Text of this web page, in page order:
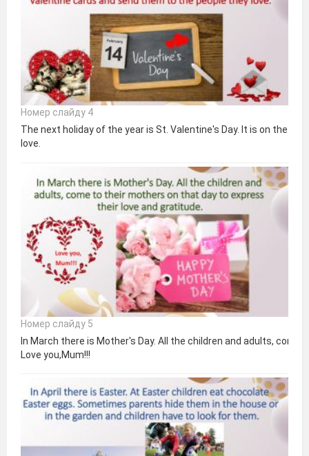
Номер слайду 4
The next holiday of the year is St. Valentine's Day. It is on the
love.
Номер слайду 5
In March there is Mother's Day. All the children and adults,
Love you,Mum!!!